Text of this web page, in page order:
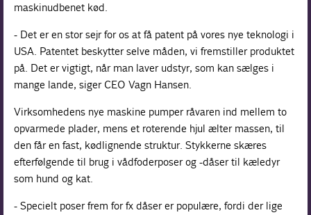
maskinudbenet kød.
- Det er en stor sejr for os at få patent på vores nye teknologi i
USA. Patentet beskytter selve måden, vi fremstiller produktet
på. Det er vigtigt, når man laver udstyr, som kan sælges i
mange lande, siger CEO Vagn Hansen.
Virksomhedens nye maskine pumper råvaren ind mellem to
opvarmede plader, mens et roterende hjul ælter massen, til
den får en fast, kødlignende struktur. Stykkerne skæres
efterfølgende til brug i vådfoderposer og -dåser til kæledyr
som hund og kat.
- Specielt poser frem for fx dåser er populære, fordi der lige